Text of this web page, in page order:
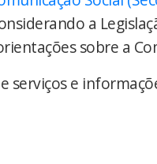
a
sobre a
serviços e